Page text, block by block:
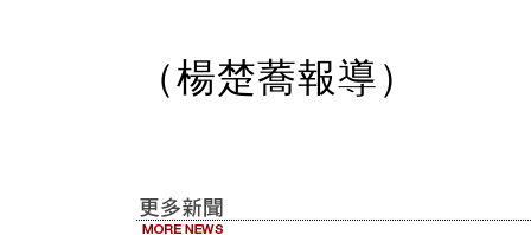
（楊楚蕎報導）